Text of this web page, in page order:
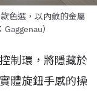
色選，以內斂的金屬
）
制環，將隱藏於
體旋鈕手感的操